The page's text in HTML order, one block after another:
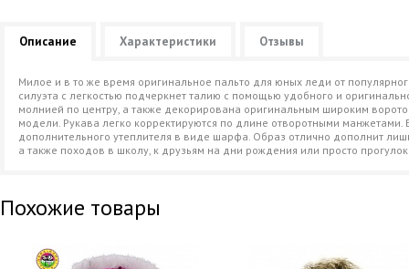
Описание Характеристики Отзывы
Милое и в то же время оригинальное пальто для юных леди от
силуэта с легкостью подчеркнет талию с помощью удобного и
молнией по центру, а также декорирована оригинальным широким
модели. Рукава легко корректируются по длине отворотными
дополнительного утеплителя в виде шарфа. Образ отлично дополнит
а также походов в школу, к друзьям на дни рождения или просто
Похожие товары